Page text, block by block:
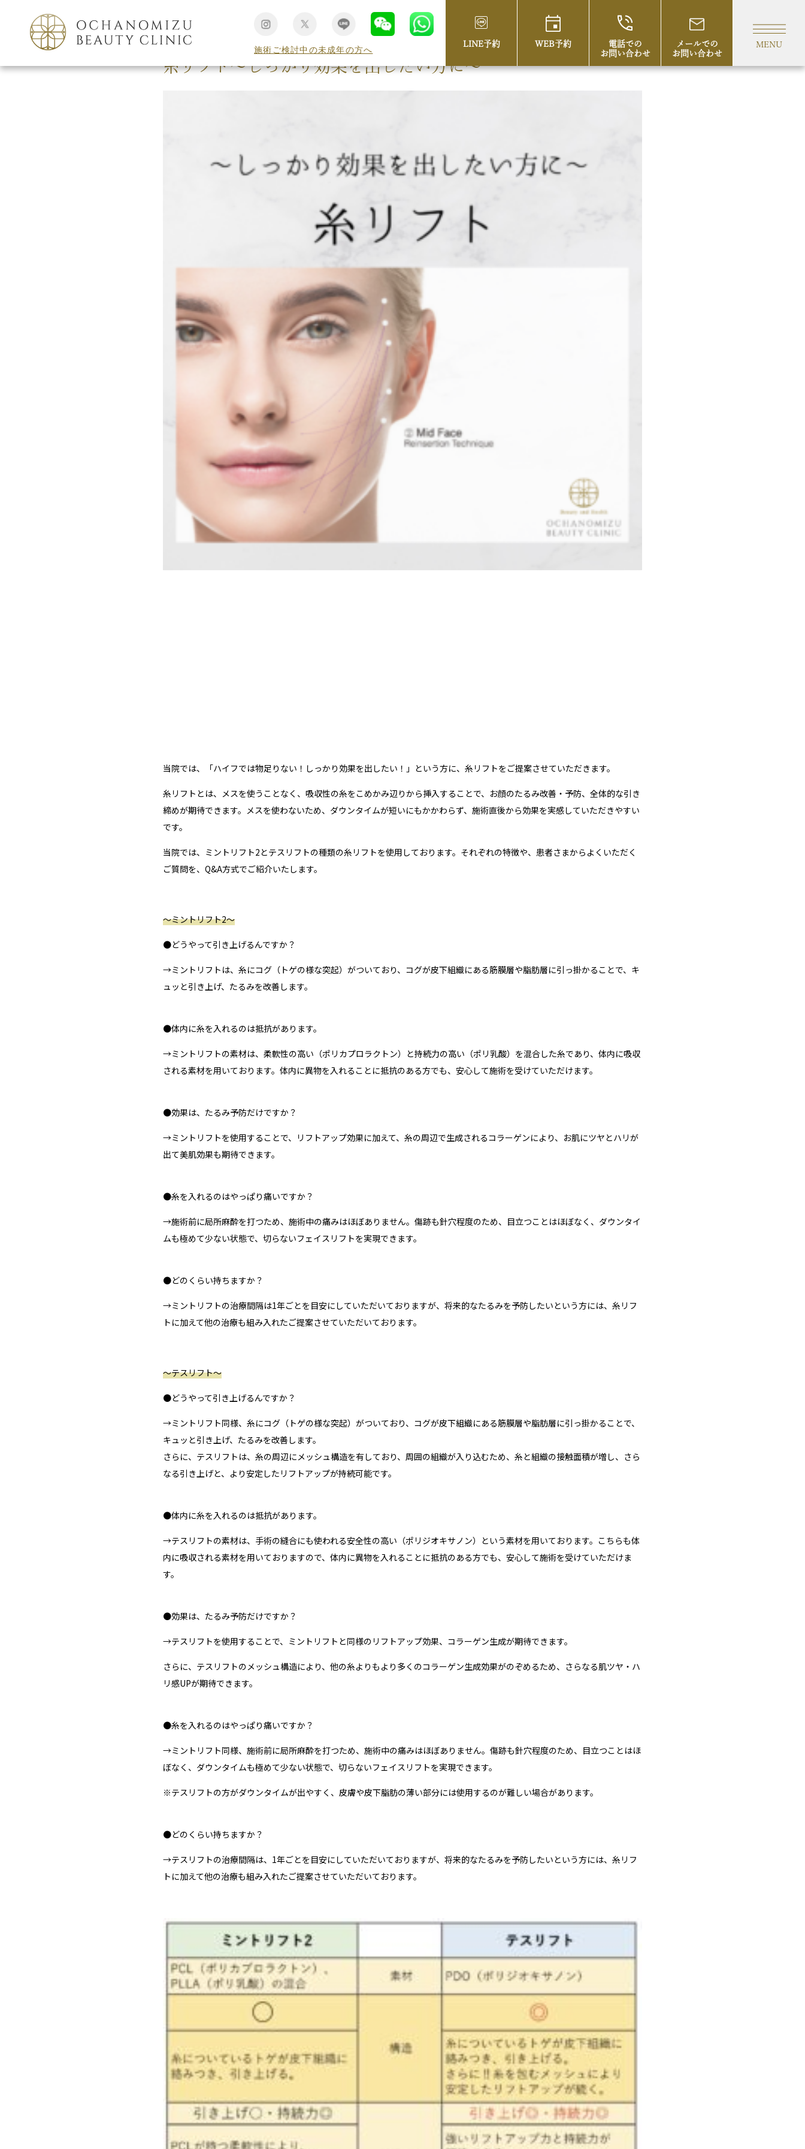
施術ご検討中の未成年の方へ
LINE予約 WEB予約
電話での
お問い合わせ
メールでの
お問い合わせ
MENU
TOP 美容コラム
糸リフト〜しっかり効果を出したい方に〜
当院では、「ハイフでは物足りない！しっかり効果を出したい！」という方に、糸リフトをご提案させていただきます。
糸リフトとは、メスを使うことなく、吸収性の糸をこめかみ辺りから挿入することで、お顔のたるみ改善・予防、全体的な引き
締めが期待できます。メスを使わないため、ダウンタイムが短いにもかかわらず、施術直後から効果を実感していただきやすい
です。
当院では、ミントリフト2とテスリフトの種類の糸リフトを使用しております。それぞれの特徴や、患者さまからよくいただく
ご質問を、Q&A方式でご紹介いたします。
〜ミントリフト2〜
●どうやって引き上げるんですか？
→ミントリフトは、糸にコグ（トゲの様な突起）がついており、コグが皮下組織にある筋膜層や脂肪層に引っ掛かることで、キ
ュッと引き上げ、たるみを改善します。
●体内に糸を入れるのは抵抗があります。
→ミントリフトの素材は、柔軟性の高い（ポリカプロラクトン）と持続力の高い（ポリ乳酸）を混合した糸であり、体内に吸収
される素材を用いております。体内に異物を入れることに抵抗のある方でも、安心して施術を受けていただけます。
●効果は、たるみ予防だけですか？
→ミントリフトを使用することで、リフトアップ効果に加えて、糸の周辺で生成されるコラーゲンにより、お肌にツヤとハリが
出て美肌効果も期待できます。
●糸を入れるのはやっぱり痛いですか？
→施術前に局所麻酔を打つため、施術中の痛みはほぼありません。傷跡も針穴程度のため、目立つことはほぼなく、ダウンタイ
ムも極めて少ない状態で、切らないフェイスリフトを実現できます。
●どのくらい持ちますか？
→ミントリフトの治療間隔は1年ごとを目安にしていただいておりますが、将来的なたるみを予防したいという方には、糸リフ
トに加えて他の治療も組み入れたご提案させていただいております。
〜テスリフト〜
●どうやって引き上げるんですか？
→ミントリフト同様、糸にコグ（トゲの様な突起）がついており、コグが皮下組織にある筋膜層や脂肪層に引っ掛かることで、
キュッと引き上げ、たるみを改善します。
さらに、テスリフトは、糸の周辺にメッシュ構造を有しており、周囲の組織が入り込むため、糸と組織の接触面積が増し、さら
なる引き上げと、より安定したリフトアップが持続可能です。
●体内に糸を入れるのは抵抗があります。
→テスリフトの素材は、手術の縫合にも使われる安全性の高い（ポリジオキサノン）という素材を用いております。こちらも体
内に吸収される素材を用いておりますので、体内に異物を入れることに抵抗のある方でも、安心して施術を受けていただけま
す。
●効果は、たるみ予防だけですか？
→テスリフトを使用することで、ミントリフトと同様のリフトアップ効果、コラーゲン生成が期待できます。
さらに、テスリフトのメッシュ構造により、他の糸よりもより多くのコラーゲン生成効果がのぞめるため、さらなる肌ツヤ・ハ
リ感UPが期待できます。
●糸を入れるのはやっぱり痛いですか？
→ミントリフト同様、施術前に局所麻酔を打つため、施術中の痛みはほぼありません。傷跡も針穴程度のため、目立つことはほ
ぼなく、ダウンタイムも極めて少ない状態で、切らないフェイスリフトを実現できます。
※テスリフトの方がダウンタイムが出やすく、皮膚や皮下脂肪の薄い部分には使用するのが難しい場合があります。
●どのくらい持ちますか？
→テスリフトの治療間隔は、1年ごとを目安にしていただいておりますが、将来的なたるみを予防したいという方には、糸リフ
トに加えて他の治療も組み入れたご提案させていただいております。